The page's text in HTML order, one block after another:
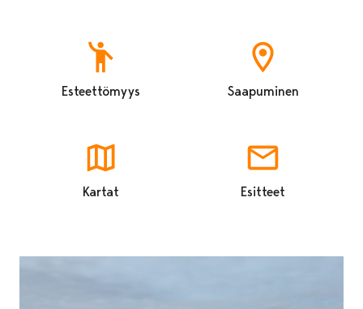
Esteettömyys Saapuminen
Kartat Esitteet